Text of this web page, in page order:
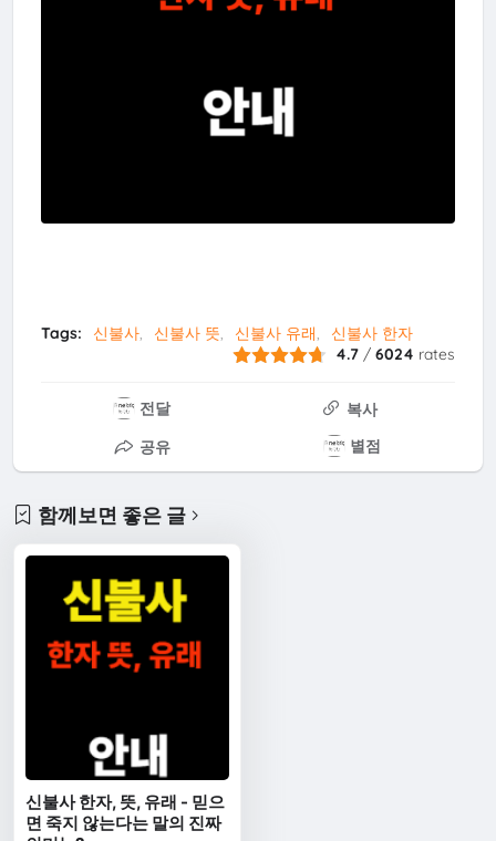
Tags: 신불사 신불사 뜻 신불사 유래
신불사 한자
4.7 /6024 rates
전달
복사
공유
별점
함께보면 좋은 글
신불사 한자, 뜻, 유래 - 믿으
면 죽지 않는다는 말의 진짜